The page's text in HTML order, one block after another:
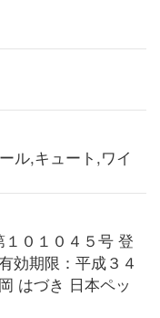
ル,キュート,ワイ
０１０４５号 登
効期限：平成３４
はづき 日本ペッ